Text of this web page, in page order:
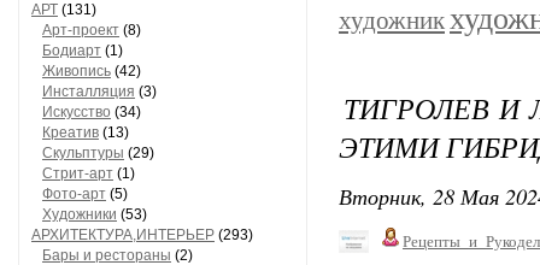
АРТ (131)
Арт-проект (8)
Бодиарт (1)
Живопись (42)
Инсталляция (3)
Искусство (34)
Креатив (13)
Скульптуры (29)
Стрит-арт (1)
Фото-арт (5)
Художники (53)
АРХИТЕКТУРА,ИНТЕРЬЕР (293)
Бары и рестораны (2)
художник
ТИГРОЛЕВ И
ЭТИМИ
Вторник, 28 Мая